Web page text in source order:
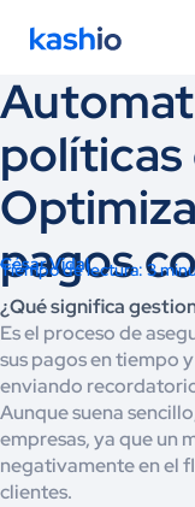
políticas
pagos
Tiempo de lectura: 3
César Vidal
¿Qué significa
Es el proceso de
sus pagos en tiempo
enviando
Aunque suena
empresas, ya que un
negativamente en el
clientes.